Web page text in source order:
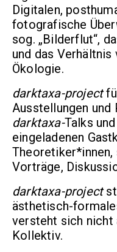
Digitalen,
fotografische
sog. „Bilderflut“,
und das
Ökologie.
darktaxa-project
Ausstellungen und
darktaxa-Talks
eingeladenen
Vorträge,
darktaxa-project
ästhetisch-
versteht sich nicht
Kollektiv.